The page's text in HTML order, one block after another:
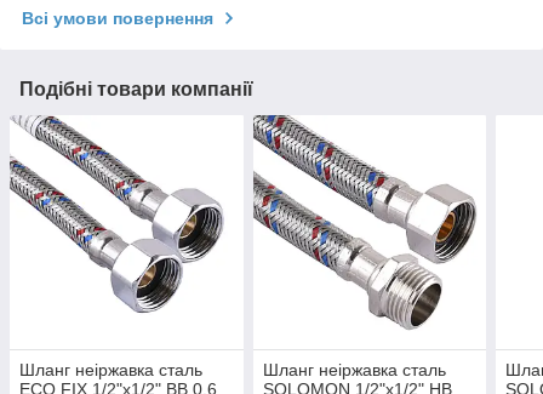
Всі умови повернення
Подібні товари компанії
Шланг неіржавка сталь
ECO FIX 1/2"х1/2" ВВ 0,6
Шланг неіржавка сталь
SOLOMON 1/2"х1/2" НВ